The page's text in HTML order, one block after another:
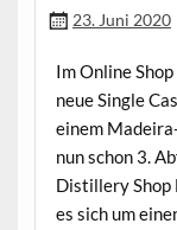
23. Juni 2020
Im Online
neue Single
einem
nun schon 3.
Distillery Shop
es sich um